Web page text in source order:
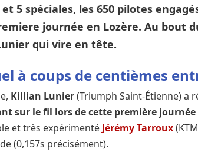
et 5 spéciales, les 650 pilotes
journée en Lozère. Au bout
qui vire en tête.
à coups de centièmes
Killian Lunier(Triumph Saint-Étienne) a
sur le fil lors de cette première journée
et très expérimenté Jérémy Tarroux
(0,157s précisément).